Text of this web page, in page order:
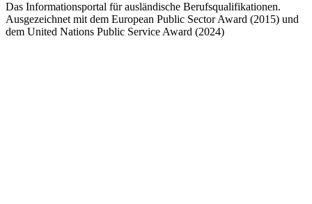
Das Informationsportal für ausländische Berufsqualifikationen.
Ausgezeichnet mit dem European Public Sector Award (2015) und
dem United Nations Public Service Award (2024)